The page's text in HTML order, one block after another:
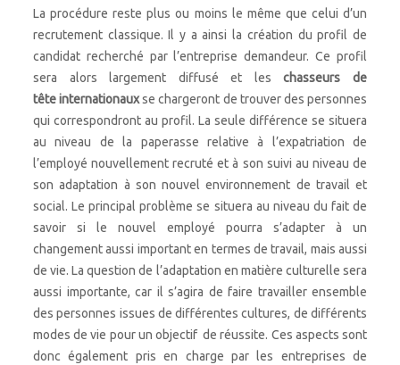
La procédure reste plus ou moins le même que celui d’un
recrutement classique. Il y a ainsi la création du profil de
candidat recherché par l’entreprise demandeur. Ce profil
sera alors largement diffusé et leschasseurs de
tête internationauxse chargeront de trouver des personnes
qui correspondront au profil. La seule différence se situera
au niveau de la paperasse relative à l’expatriation de
l’employé nouvellement recruté et à son suivi au niveau de
son adaptation à son nouvel environnement de travail et
social. Le principal problème se situera au niveau du fait de
savoir si le nouvel employé pourra s’adapter à un
changement aussi important en termes de travail, mais aussi
de vie. La question de l’adaptation en matière culturelle sera
aussi importante, car il s’agira de faire travailler ensemble
des personnes issues de différentes cultures, de différents
modes de vie pour un objectif de réussite. Ces aspects sont
donc également pris en charge par les entreprises de